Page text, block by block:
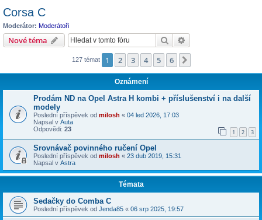
Corsa C
Moderátor: Moderátoři
Nové téma Hledat
127 témat 1 2 3 4 5 6
Oznámení
Prodám ND na Opel Astra H kombi + příslušenství i na další
modely
Poslední příspěvek od milosh « 04 led 2026, 17:03
Napsal v Auta
Odpovědi: 23 1 2 3
Srovnávač povinného ručení Opel
Poslední příspěvek od milosh « 23 dub 2019, 15:31
Napsal v Astra
Témata
Sedačky do Comba C
Poslední příspěvek od Jenda85 « 06 srp 2025, 19:57